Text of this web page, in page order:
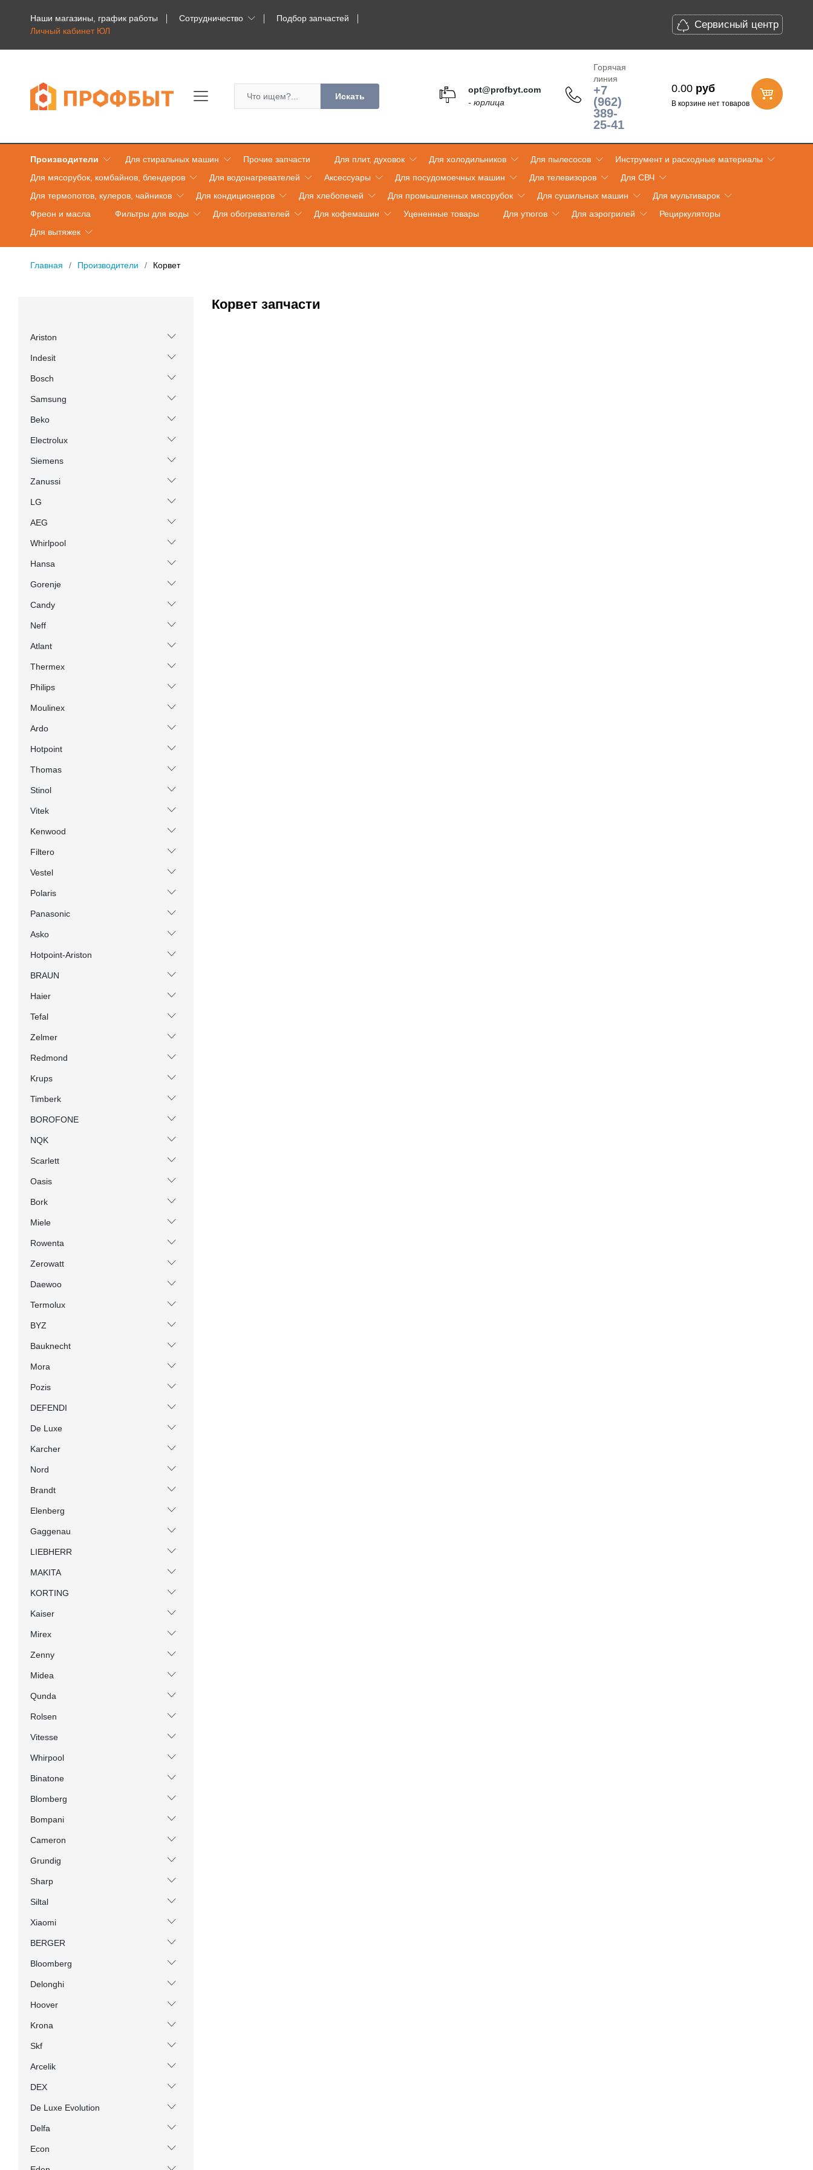
Наши магазины, график работы Сотрудничество
Подбор запчастей
Личный кабинет ЮЛ
Сервисный центр
Искать
opt@profbyt.com
- юрлица
Горячая
линия
+7
(962)
389-
25-41
0.00 руб
В корзине нет товаров
Производители Для стиральных машин Прочие запчасти Для плит, духовок Для холодильников Для пылесосов
Инструмент и расходные материалы
Для мясорубок, комбайнов, блендеров
Для водонагревателей Аксессуары Для посудомоечных машин Для телевизоров
Для СВЧ
Для термопотов, кулеров, чайников
Для кондиционеров Для хлебопечей Для промышленных мясорубок Для сушильных машин
Для мультиварок
Фреон и масла
Фильтры для воды Для обогревателей Для кофемашин Уцененные товары Для утюгов Для аэрогрилей
Рециркуляторы
Для вытяжек
Главная Производители Корвет
Ariston
Indesit
Bosch
Samsung
Beko
Electrolux
Siemens
Zanussi
LG
AEG
Whirlpool
Hansa
Gorenje
Candy
Neff
Atlant
Thermex
Philips
Moulinex
Ardo
Hotpoint
Thomas
Stinol
Vitek
Kenwood
Filtero
Vestel
Polaris
Panasonic
Asko
Hotpoint-Ariston
BRAUN
Haier
Tefal
Zelmer
Redmond
Krups
Timberk
BOROFONE
NQK
Scarlett
Oasis
Bork
Miele
Rowenta
Zerowatt
Daewoo
Termolux
BYZ
Bauknecht
Mora
Pozis
DEFENDI
De Luxe
Karcher
Nord
Brandt
Elenberg
Gaggenau
LIEBHERR
MAKITA
KORTING
Kaiser
Mirex
Zenny
Midea
Qunda
Rolsen
Vitesse
Whirpool
Binatone
Blomberg
Bompani
Cameron
Grundig
Sharp
Siltal
Xiaomi
BERGER
Bloomberg
Delonghi
Hoover
Krona
Skf
Arcelik
DEX
De Luxe Evolution
Delfa
Econ
Корвет запчасти